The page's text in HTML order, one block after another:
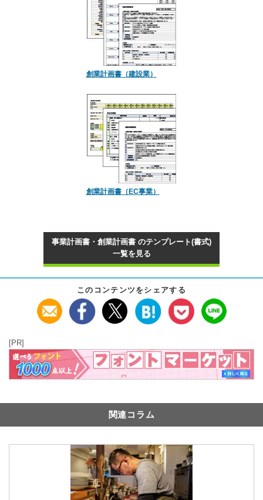
創業計画書（建設業）
創業計画書（EC事業）
事業計画書・創業計画書 のテンプレート(書式)
一覧を見る
このコンテンツをシェアする
[PR]
関連コラム